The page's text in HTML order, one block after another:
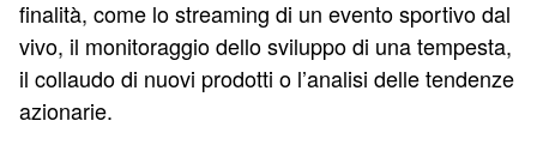
finalità, come lo streaming di un evento sportivo dal
vivo, il monitoraggio dello sviluppo di una tempesta,
il collaudo di nuovi prodotti o l’analisi delle tendenze
azionarie.